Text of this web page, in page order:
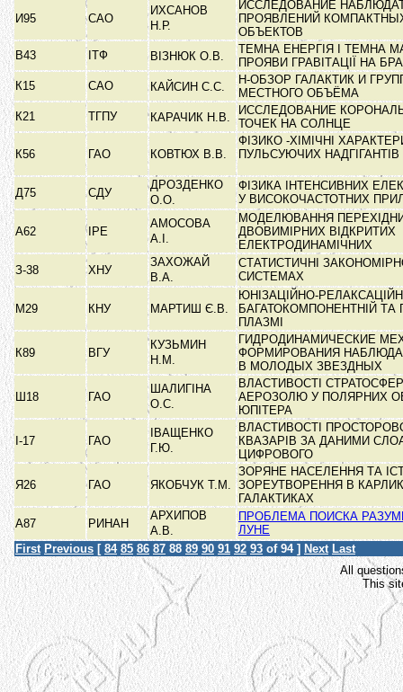
И95 САО
ИХСАНОВ
Н.Р.
ИССЛЕДОВАНИЕ
ПРОЯВЛЕНИЙ
ОБЪЕКТОВ
В43
ІТФ ВІЗНЮК О.В.
ТЕМНА ЕНЕРГІЯ І ТЕМНА
ПРОЯВИ ГРАВІТАЦІЇ НА
К15
САО КАЙСИН С.С.
Н-ОБЗОР ГАЛАКТИК И
МЕСТНОГО ОБЪЁМА
К21
ТГПУ КАРАЧИК Н.В.
ИССЛЕДОВАНИЕ
ТОЧЕК НА СОЛНЦЕ
К56 ГАО КОВТЮХ В.В.
ФІЗИКО -ХІМІЧНІ
ПУЛЬСУЮЧИХ НАДГІГАНТІВ
Д75 СДУ
ДРОЗДЕНКО
О.О.
ФІЗИКА ІНТЕНСИВНИХ
У ВИСОКОЧАСТОТНИХ
А62 ІРЕ
АМОСОВА
А.І.
МОДЕЛЮВАННЯ
ДВОВИМІРНИХ ВІДКРИТИХ
ЕЛЕКТРОДИНАМІЧНИХ
З-38
ХНУ
ЗАХОЖАЙ
В.А.
СТАТИСТИЧНІ
СИСТЕМАХ
М29 КНУ МАРТИШ Є.В.
ЮНІЗАЦІЙНО-
БАГАТОКОМПОНЕНТНІЙ ТА
ПЛАЗМІ
К89 ВГУ
КУЗЬМИН
Н.М.
ГИДРОДИНАМИЧЕСКИЕ
ФОРМИРОВАНИЯ
В МОЛОДЫХ ЗВЕЗДНЫХ
Ш18 ГАО
ШАЛИГІНА
О.С.
ВЛАСТИВОСТІ
АЕРОЗОЛЮ У ПОЛЯРНИХ
ЮПІТЕРА
І-17 ГАО
ІВАЩЕНКО
Г.Ю.
ВЛАСТИВОСТІ
КВАЗАРІВ ЗА ДАНИМИ
ЦИФРОВОГО
Я26 ГАО ЯКОБЧУК Т.М.
ЗОРЯНЕ НАСЕЛЕННЯ ТА
ЗОРЕУТВОРЕННЯ В
ГАЛАКТИКАХ
А87
РИНАН
АРХИПОВ
А.В.
ПРОБЛЕМА ПОИСКА
ЛУНЕ
First Previous [ 84 85 86 87 88 89 90 91 92 93 of 94 ] Next Last
All
This